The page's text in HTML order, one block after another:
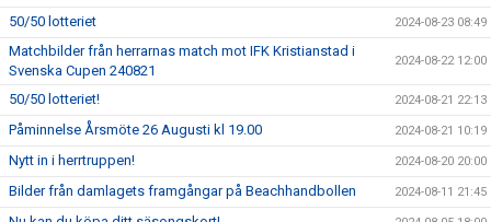
50/50 lotteriet 2024-08-23 08:49
Matchbilder från herrarnas match mot IFK Kristianstad i
Svenska Cupen 240821
2024-08-22 12:00
50/50 lotteriet! 2024-08-21 22:13
Påminnelse Årsmöte 26 Augusti kl 19.00 2024-08-21 10:19
Nytt in i herrtruppen! 2024-08-20 20:00
Bilder från damlagets framgångar på Beachhandbollen 2024-08-11 21:45